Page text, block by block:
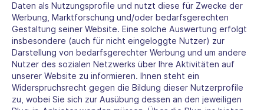
Daten als Nutzungsprofile und nutzt diese für Zwecke der
Werbung, Marktforschung und/oder bedarfsgerechten
Gestaltung seiner Website. Eine solche Auswertung erfolgt
insbesondere (auch für nicht eingeloggte Nutzer) zur
Darstellung von bedarfsgerechter Werbung und um andere
Nutzer des sozialen Netzwerks über Ihre Aktivitäten auf
unserer Website zu informieren. Ihnen steht ein
Widerspruchsrecht gegen die Bildung dieser Nutzerprofile
zu, wobei Sie sich zur Ausübung dessen an den jeweiligen